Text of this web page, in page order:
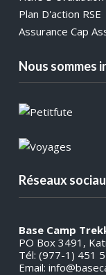
Plan D'action RSE
Assurance Cap
Nous sommes
Réseaux
Base Camp
PO Box 3491,
Tél: (977-1) 451
Email: